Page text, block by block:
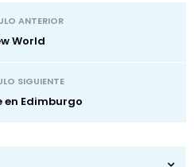
ANTERIOR
World
SIGUIENTE
en Edimburgo